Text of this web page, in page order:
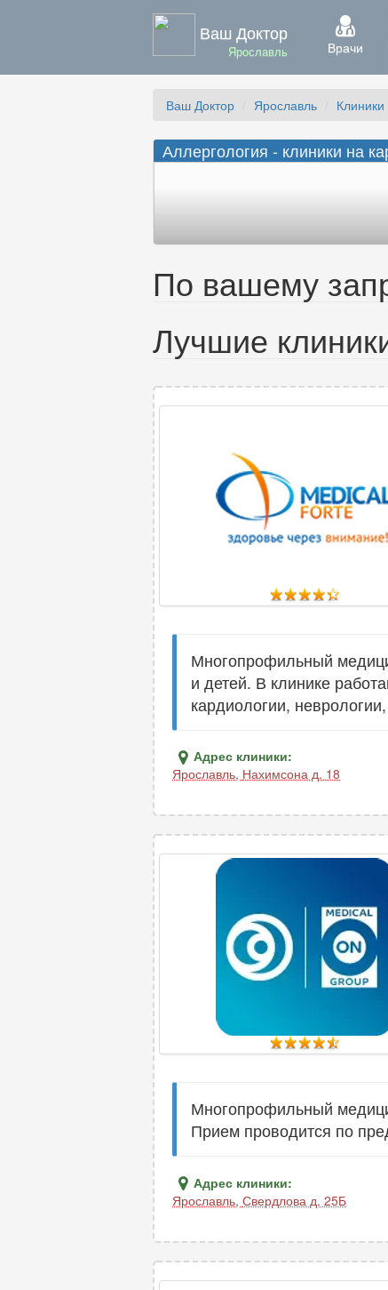
Ваш Доктор
Ярославль Врачи
Ваш Доктор Ярославль Клиники
Аллергология - клиники на
По вашему
Лучшие
Многопрофильный
и детей. В клинике
кардиологии,
Адрес клиники:
Ярославль, Нахимсона д. 18
Многопрофильный
Прием проводится по
Адрес клиники:
Ярославль, Свердлова д. 25Б